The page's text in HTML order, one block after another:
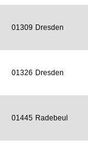
01309 Dresden
01326 Dresden
01445 Radebeul